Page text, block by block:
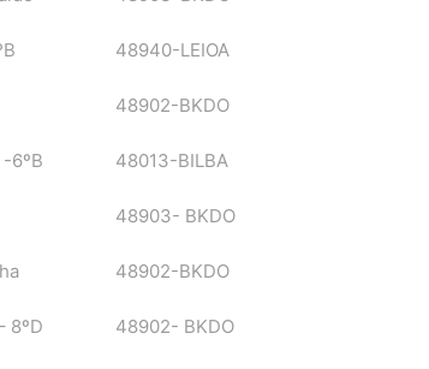
48940-LEIOA
48902-BKDO
6ºB 48013-BILBA
48903- BKDO
48902-BKDO
8ºD 48902- BKDO